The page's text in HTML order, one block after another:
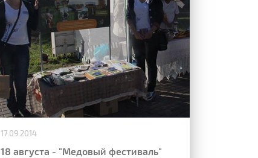
17.09.2014
18 августа - "Медовый фестиваль"